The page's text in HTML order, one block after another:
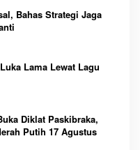
Bahas Strategi Jaga
Lama Lewat Lagu
Diklat Paskibraka,
Putih 17 Agustus